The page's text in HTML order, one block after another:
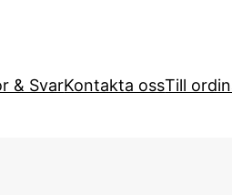
& SvarKontakta ossTill